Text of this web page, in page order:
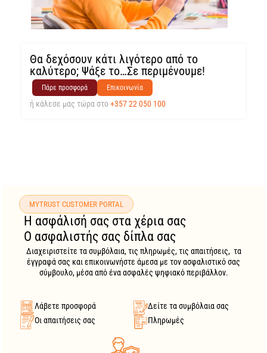
Θα δεχόσουν κάτι λιγότερο από το
καλύτερο; Ψάξε το…Σε περιμένουμε!
Πάρε προσφορά Επικοινωνία
ή κάλεσε μας τώρα στο+357 22 050 100
MYTRUST CUSTOMER PORTAL
Η ασφάλισή σας στα χέρια σας
Ο ασφαλιστής σας δίπλα σας
Διαχειριστείτε τα συμβόλαια, τις πληρωμές, τις απαιτήσεις, τα
έγγραφά σας και επικοινωνήστε άμεσα με τον ασφαλιστικό σας
σύμβουλο, μέσα από ένα ασφαλές ψηφιακό περιβάλλον.
Λάβετε προσφορά
Δείτε τα συμβόλαια σας
Οι απαιτήσεις σας
Πληρωμές